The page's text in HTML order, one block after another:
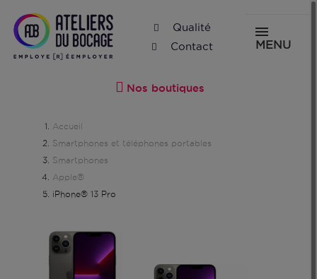
Qualité
Contact
MENU
Nos boutiques
Accueil
Smartphones et téléphones portables
Smartphones
Apple®
iPhone® 13 Pro